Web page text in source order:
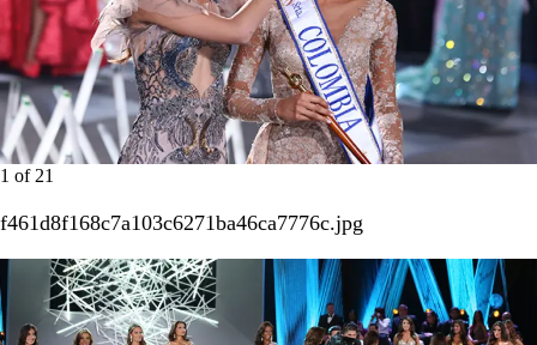
1 of21
f461d8f168c7a103c6271ba46ca7776c.jpg